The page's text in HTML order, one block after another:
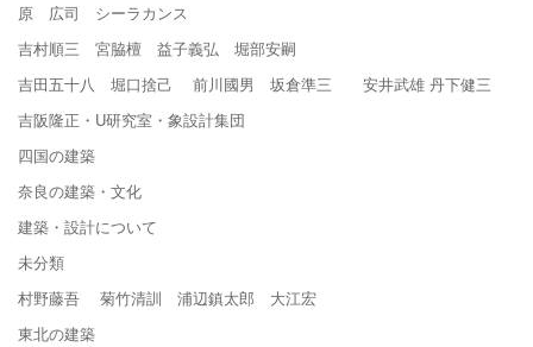
原 広司 シーラカンス
吉村順三 宮脇檀 益子義弘 堀部安嗣
吉田五十八 堀口捨己 前川國男 坂倉準三 安井武雄 丹下健三
吉阪隆正・U研究室・象設計集団
四国の建築
奈良の建築・文化
建築・設計について
未分類
村野藤吾 菊竹清訓 浦辺鎮太郎 大江宏
東北の建築